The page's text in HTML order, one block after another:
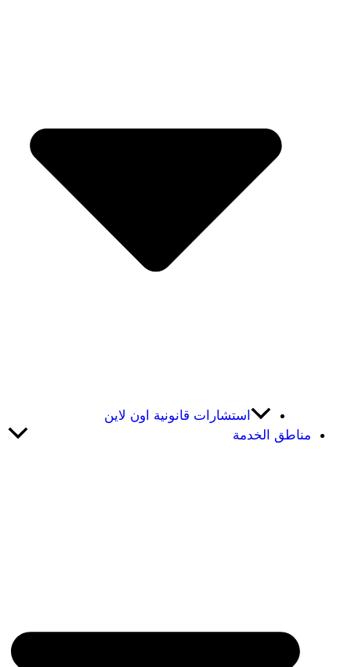
استشارات قانونية اون لاين
مناطق الخدمة